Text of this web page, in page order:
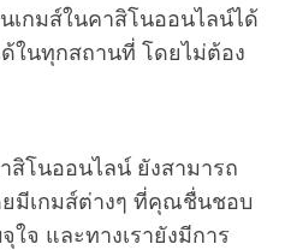
กมส์ในคาสิโนออนไลน์ได้
ในทุกสถานที่ โดยไม่ต้อง
สิโนออนไลน์ ยังสามารถ
ยมีเกมส์ต่างๆ ที่คุณชื่นชอบ
ใจ และทางเรายังมีการ